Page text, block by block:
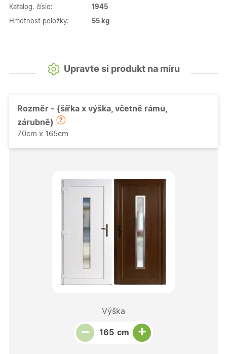
Katalog. číslo: 1945
Hmotnost položky: 55 kg
Upravte si produkt na míru
Rozměr - (šířka x výška, včetně rámu,
zárubně)
70cm x 165cm
Výška
−
Snížit množství
Počet kusů
cm +
Zvýšit množství